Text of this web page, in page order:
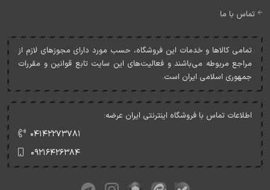
تماس با ما
تمامی کالاها و خدمات اين فروشگاه، حسب مورد دارای مجوزهای لازم از
مراجع مربوطه می‌باشند و فعاليت‌های اين سايت تابع قوانين و مقررات
جمهوری اسلامی ايران است.
اطلاعات تماس با فروشگاه اینترنتی ایران عرضه:
۰۴۱۴۲۲۷۳۷۸۱
۰۹۲۱۶۴۲۶۳۸۴